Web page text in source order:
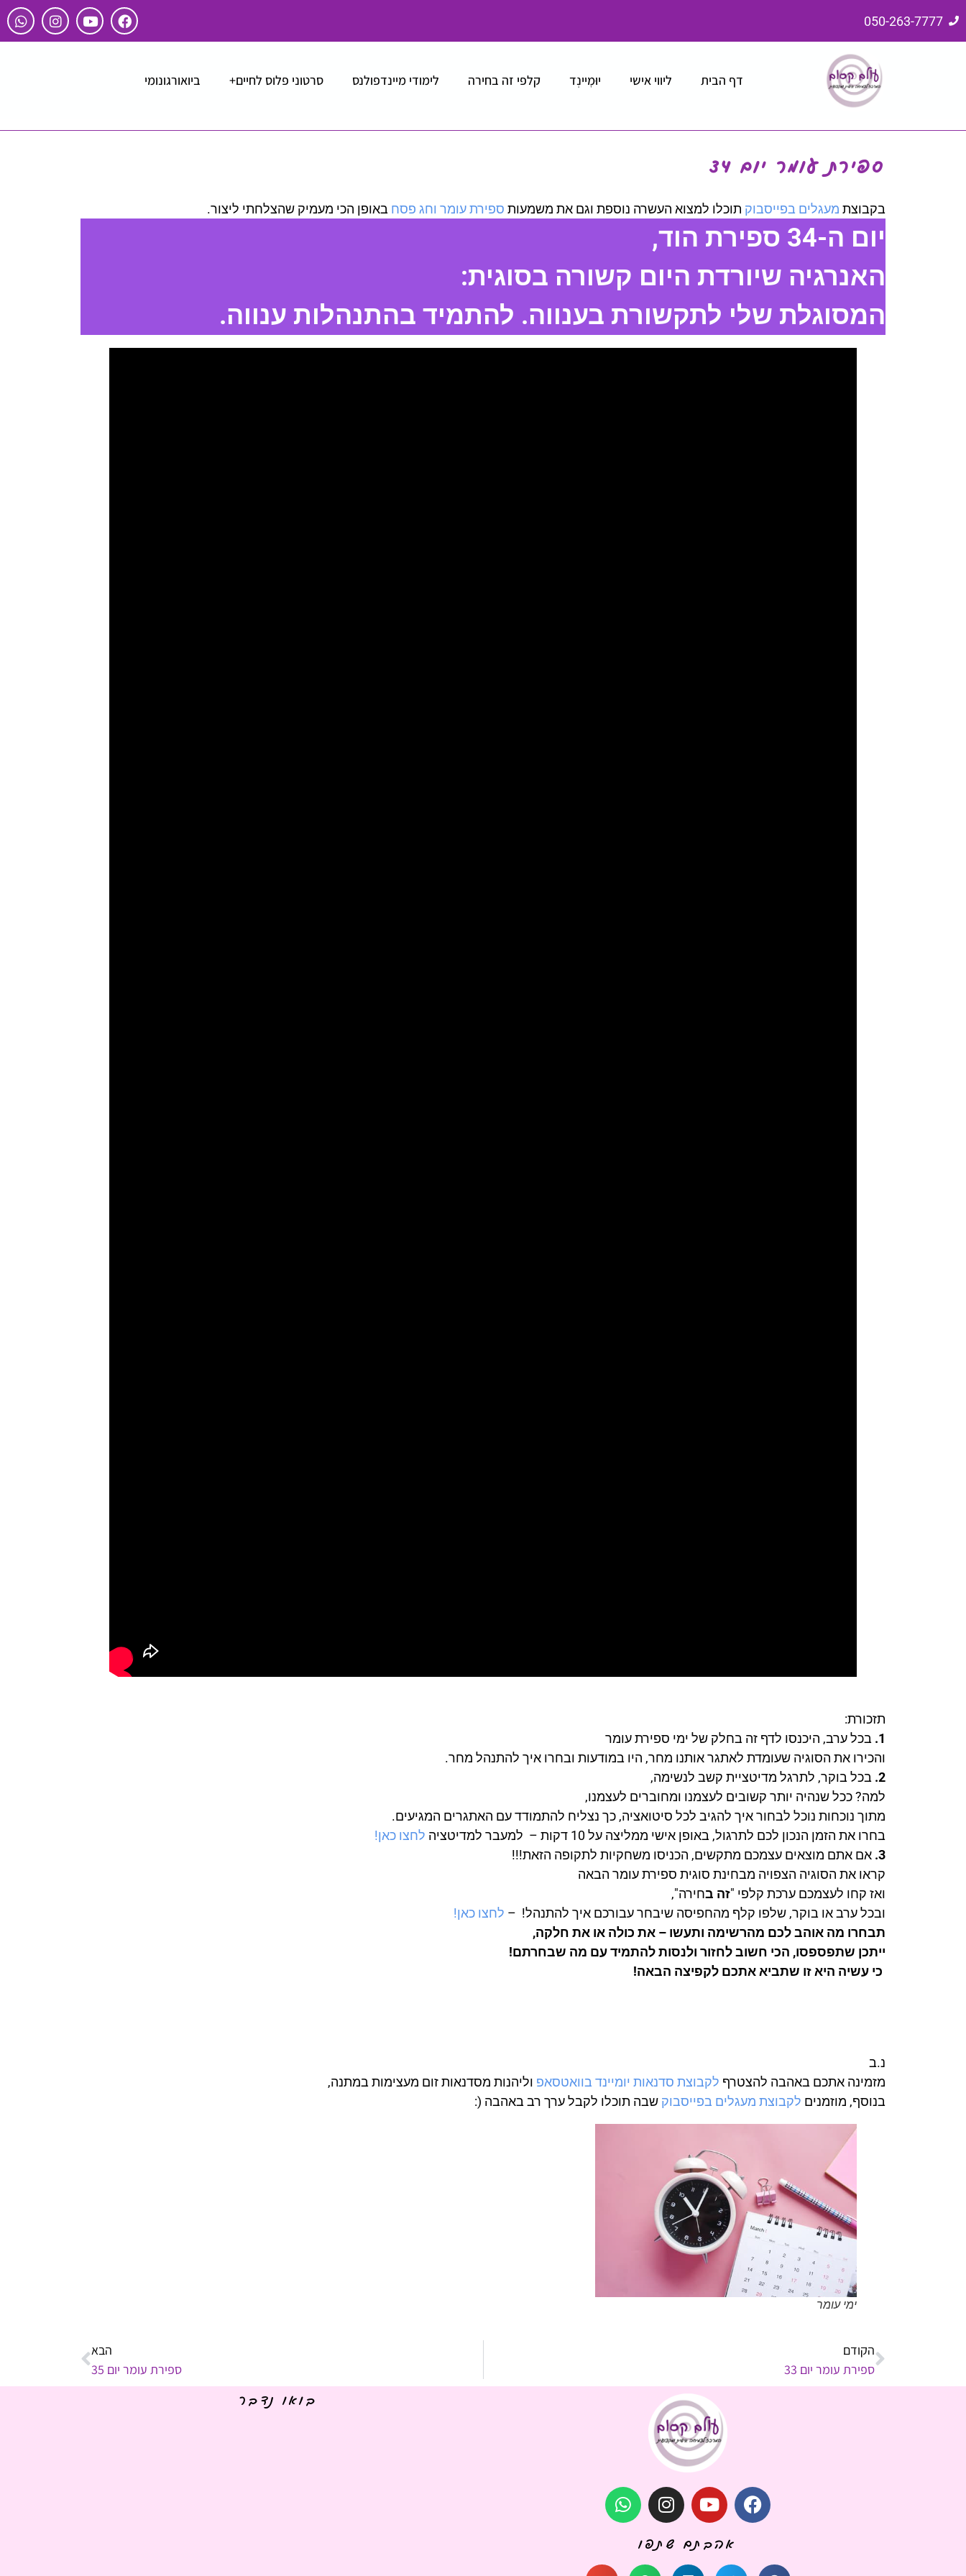
050-263-7777
דף הבית ליווי אישי יוּמׇיינְד קלפי זה בחירה לימודי מיינדפולנס סרטוני פלוס לחיים+ ביואורגונומי
ספירת עומר יום 34
בקבוצת מעגלים בפייסבוק תוכלו למצוא העשרה נוספת וגם את משמעות ספירת עומר וחג פסח באופן הכי מעמיק שהצלחתי ליצור.
יום ה-34 ספירת הוד,
האנרגיה שיורדת היום קשורה בסוגית:
המסוגלת שלי לתקשורת בענווה. להתמיד בהתנהלות ענווה.
תזכורת:
1. בכל ערב, היכנסו לדף זה בחלק של ימי ספירת עומר
והכירו את הסוגיה שעומדת לאתגר אותנו מחר, היו במודעות ובחרו איך להתנהל מחר.
2. בכל בוקר, לתרגל מדיטציית קשב לנשימה,
למה? ככל שנהיה יותר קשובים לעצמנו ומחוברים לעצמנו,
מתוך נוכחות נוכל לבחור איך להגיב לכל סיטואציה, כך נצליח להתמודד עם האתגרים המגיעים.
בחרו את הזמן הנכון לכם לתרגול, באופן אישי ממליצה על 10 דקות – למעבר למדיטציה
לחצו כאן!
3. אם אתם מוצאים עצמכם מתקשים, הכניסו משחקיות לתקופה הזאת!!!
קראו את הסוגיה הצפויה מבחינת סוגית ספירת עומר הבאה
ואז קחו לעצמכם ערכת קלפי "זה בחירה",
ובכל ערב או בוקר, שלפו קלף מהחפיסה שיבחר עבורכם איך להתנהל! – לחצו כאן!
תבחרו מה אוהב לכם מהרשימה ותעשו – את כולה או את חלקה,
ייתכן שתפספסו, הכי חשוב לחזור ולנסות להתמיד עם מה שבחרתם!
כי עשיה היא זו שתביא אתכם לקפיצה הבאה!
נ.ב
מזמינה אתכם באהבה להצטרף לקבוצת סדנאות יומיינד בוואטסאפ וליהנות מסדנאות זום מעצימות במתנה,
בנוסף, מוזמנים לקבוצת מעגלים בפייסבוק שבה תוכלו לקבל ערך רב באהבה (:
ימי עומר
הקודם
ספירת עומר יום 33
הבא
ספירת עומר יום 35
אהבתם שתפו
בואו נדבר